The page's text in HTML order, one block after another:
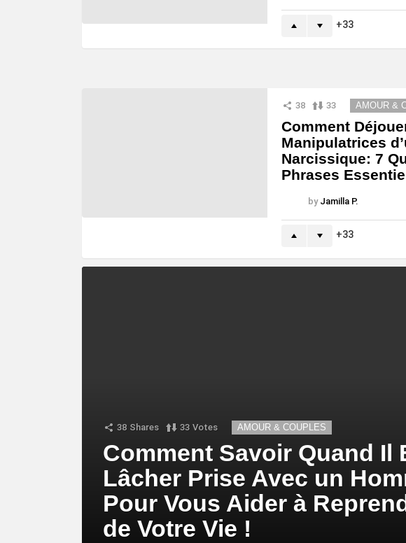
33
38 33 AMOUR &
Comment
Manipulatrices
Narcissique: 7
Phrases
by Jamilla P.
33
38 Shares 33 Votes AMOUR & COUPLES
Comment Savoir Quand Il
Lâcher Prise Avec un
Pour Vous Aider à
de Votre Vie !